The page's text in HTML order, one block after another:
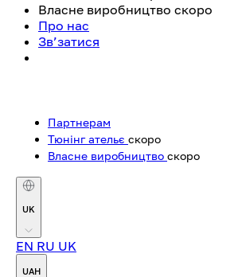
Власне виробництво скоро
Про нас
Зв’затися
Партнерам
Тюнінг ательє скоро
Власне виробництво скоро
UK
EN RU UK
UAH